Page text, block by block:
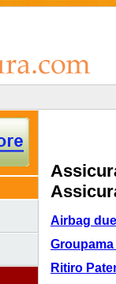
Airbag
Ritiro